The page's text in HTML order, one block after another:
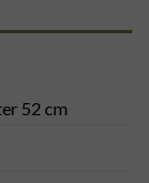
52 cm